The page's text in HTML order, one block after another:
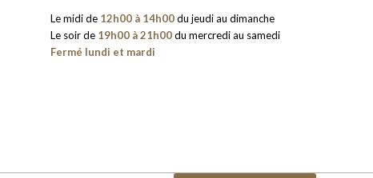
Le midi de 12h00 à 14h00du jeudi au dimanche
Le soir de 19h00 à 21h00du mercredi au samedi
Fermé lundi et mardi